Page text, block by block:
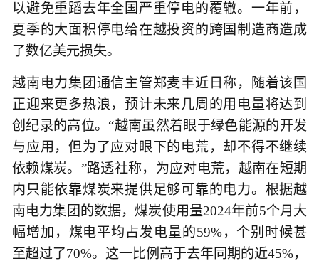
以避免重蹈去年全国严重停电的覆辙。一年前，
夏季的大面积停电给在越投资的跨国制造商造成
了数亿美元损失。
越南电力集团通信主管郑麦丰近日称，随着该国
正迎来更多热浪，预计未来几周的用电量将达到
创纪录的高位。“越南虽然着眼于绿色能源的开发
与应用，但为了应对眼下的电荒，却不得不继续
依赖煤炭。”路透社称，为应对电荒，越南在短期
内只能依靠煤炭来提供足够可靠的电力。根据越
南电力集团的数据，煤炭使用量2024年前5个月大
幅增加，煤电平均占发电量的59%，个别时候甚
至超过了70%。这一比例高于去年同期的近45%，